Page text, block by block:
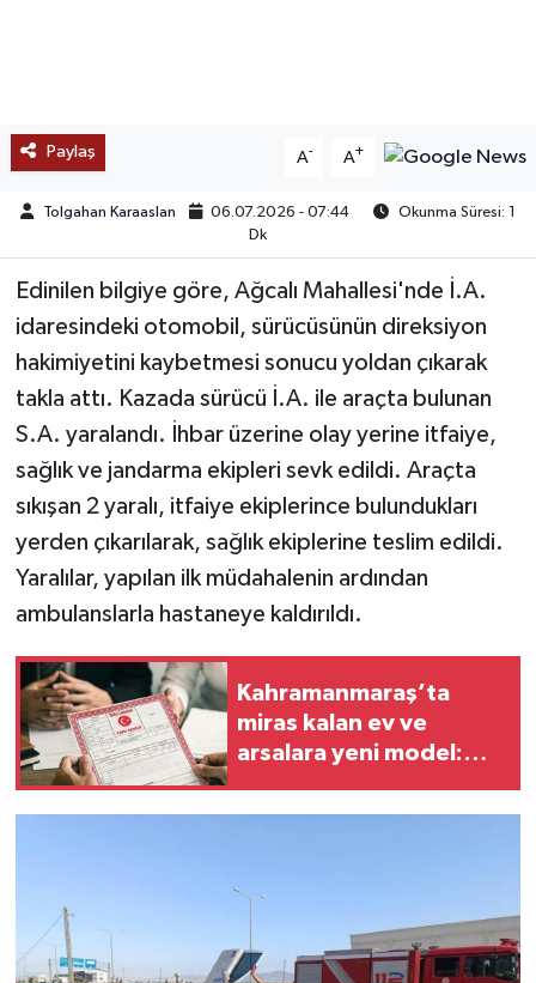
Paylaş A- A+
Tolgahan Karaaslan 06.07.2026 - 07:44
Okunma Süresi: 1
Dk
Edinilen bilgiye göre, Ağcalı Mahallesi'nde İ.A.
idaresindeki otomobil, sürücüsünün direksiyon
hakimiyetini kaybetmesi sonucu yoldan çıkarak
takla attı. Kazada sürücü İ.A. ile araçta bulunan
S.A. yaralandı. İhbar üzerine olay yerine itfaiye,
sağlık ve jandarma ekipleri sevk edildi. Araçta
sıkışan 2 yaralı, itfaiye ekiplerince bulundukları
yerden çıkarılarak, sağlık ekiplerine teslim edildi.
Yaralılar, yapılan ilk müdahalenin ardından
ambulanslarla hastaneye kaldırıldı.
Kahramanmaraş’ta
miras kalan ev ve
arsalara yeni model:
değişiyor!
MEDYA
OTOMOTİV
TEKNOLOJİ
KÜLTÜR SANAT